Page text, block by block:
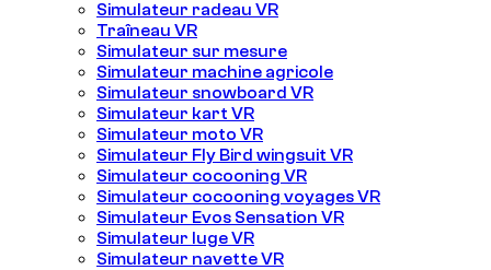
Simulateur radeau VR
Traîneau VR
Simulateur sur mesure
Simulateur machine agricole
Simulateur snowboard VR
Simulateur kart VR
Simulateur moto VR
Simulateur Fly Bird wingsuit VR
Simulateur cocooning VR
Simulateur cocooning voyages VR
Simulateur Evos Sensation VR
Simulateur luge VR
Simulateur navette VR